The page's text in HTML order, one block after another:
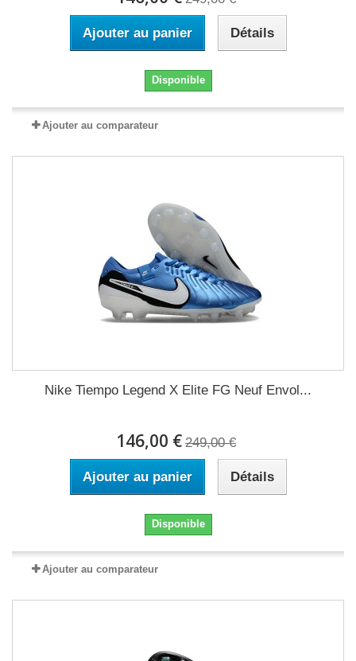
Ajouter au panier Détails
Disponible
Ajouter au comparateur
Nike Tiempo Legend X Elite FG Neuf Envol...
146,00 € 249,00 €
Ajouter au panier Détails
Disponible
Ajouter au comparateur